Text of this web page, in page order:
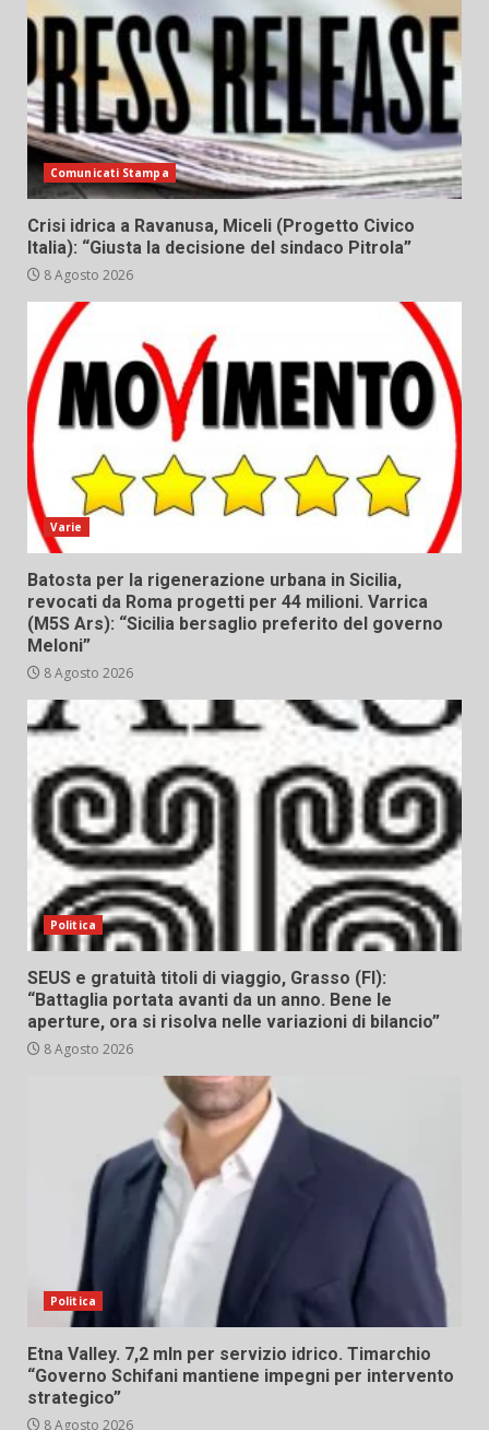
Comunicati Stampa
Crisi idrica a Ravanusa, Miceli (Progetto Civico
Italia): “Giusta la decisione del sindaco Pitrola”
8 Agosto 2026
Varie
Batosta per la rigenerazione urbana in Sicilia,
revocati da Roma progetti per 44 milioni. Varrica
(M5S Ars): “Sicilia bersaglio preferito del governo
Meloni”
8 Agosto 2026
Politica
SEUS e gratuità titoli di viaggio, Grasso (FI):
“Battaglia portata avanti da un anno. Bene le
aperture, ora si risolva nelle variazioni di bilancio”
8 Agosto 2026
Politica
Etna Valley. 7,2 mln per servizio idrico. Timarchio
“Governo Schifani mantiene impegni per intervento
strategico”
8 Agosto 2026